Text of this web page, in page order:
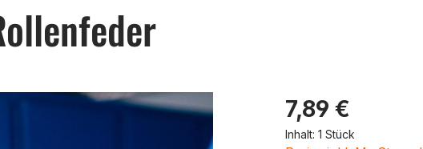
Produktpreis
7,89 €
Inhalt: 1 Stück